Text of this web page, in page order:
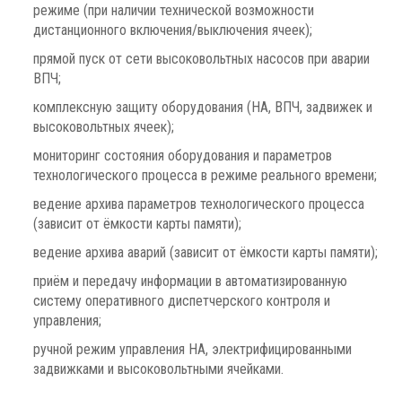
режиме (при наличии технической возможности
дистанционного включения/выключения ячеек);
прямой пуск от сети высоковольтных насосов при аварии
ВПЧ;
комплексную защиту оборудования (НА, ВПЧ, задвижек и
высоковольтных ячеек);
мониторинг состояния оборудования и параметров
технологического процесса в режиме реального времени;
ведение архива параметров технологического процесса
(зависит от ёмкости карты памяти);
ведение архива аварий (зависит от ёмкости карты памяти);
приём и передачу информации в автоматизированную
систему оперативного диспетчерского контроля и
управления;
ручной режим управления НА, электрифицированными
задвижками и высоковольтными ячейками.